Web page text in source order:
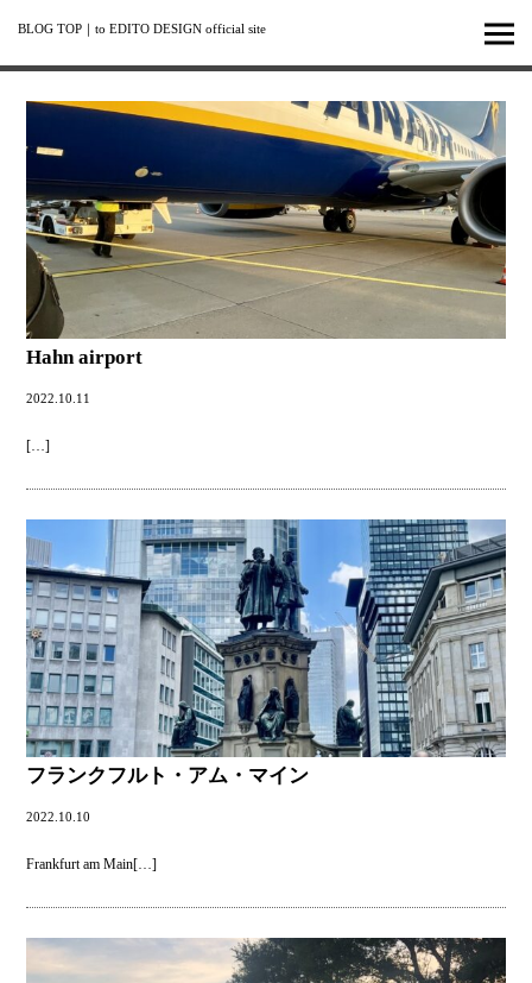
BLOG TOP ｜ to EDITO DESIGN official site
Hahn airport
2022.10.11
[…]
フランクフルト・アム・マイン
2022.10.10
Frankfurt am Main[…]